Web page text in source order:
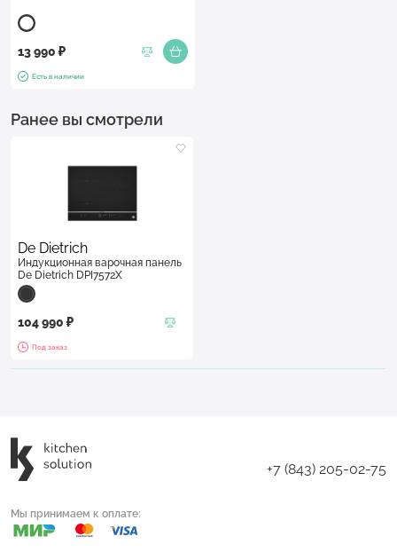
13 990 ₽
Есть в наличии
Ранее вы смотрели
De Dietrich
Индукционная варочная панель
De Dietrich DPI7572X
104 990 ₽
Под заказ
+7 (843) 205-02-75
Мы принимаем к оплате: